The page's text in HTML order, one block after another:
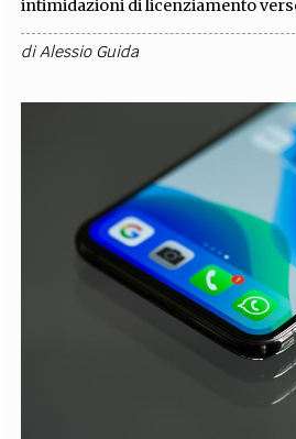
intimidazioni di licenziamento
diAlessio Guida